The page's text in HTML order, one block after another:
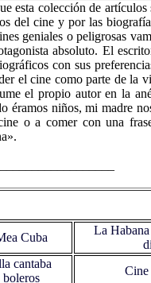
esta colección de
del cine y por las
geniales o peligrosas
absoluto. El
con sus
el cine como parte de la
el propio autor en la
éramos niños, mi madre
o a comer con una
Cuba
La
cantaba
boleros
Cine